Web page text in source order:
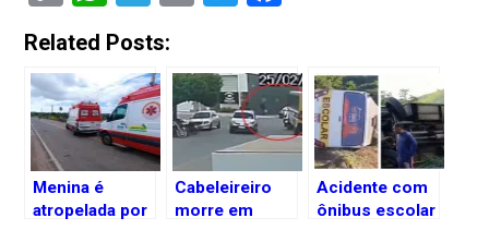
Link
Related Posts:
Menina é
atropelada por
Cabeleireiro
morre em
Acidente com
ônibus escolar